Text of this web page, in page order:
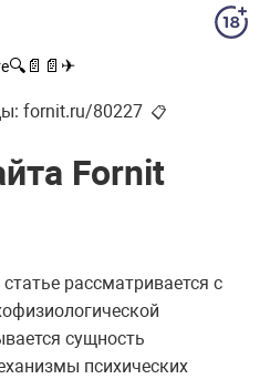
🔍 📄 📄 ✈
fornit.ru/80227 📋
Fornit
рассматривается с
сущность
психических